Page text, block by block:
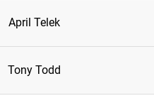
April Telek
Tony Todd